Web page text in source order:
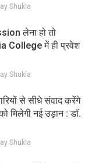
Shukla
लेना हो तो
College में ही प्रवेश
Shukla
से सीधे संवाद करेंगे
मिलेगी नई उड़ान : डॉ.
Shukla